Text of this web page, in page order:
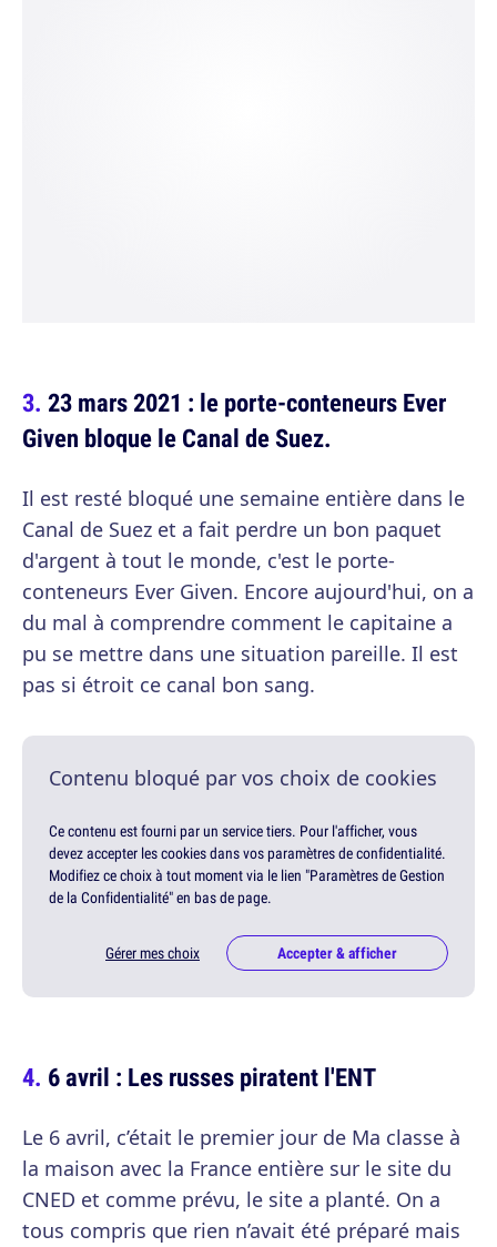
23 mars 2021 : le porte-conteneurs Ever
Given bloque le Canal de Suez.
Il est resté bloqué une semaine entière dans le
Canal de Suez et a fait perdre un bon paquet
d'argent à tout le monde, c'est le porte-
conteneurs Ever Given. Encore aujourd'hui, on a
du mal à comprendre comment le capitaine a
pu se mettre dans une situation pareille. Il est
pas si étroit ce canal bon sang.
Contenu bloqué par vos choix de cookies
Ce contenu est fourni par un service tiers. Pour l'afficher, vous
devez accepter les cookies dans vos paramètres de confidentialité.
Modifiez ce choix à tout moment via le lien "Paramètres de Gestion
de la Confidentialité" en bas de page.
Gérer mes choix Accepter & afficher
6 avril : Les russes piratent l'ENT
Le 6 avril, c’était le premier jour de Ma classe à
la maison avec la France entière sur le site du
CNED et comme prévu, le site a planté. On a
tous compris que rien n’avait été préparé mais